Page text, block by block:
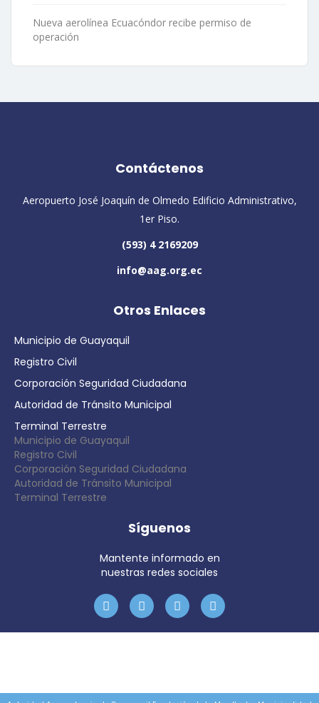
Nueva aerolínea Ecuacóndor recibe permiso de
operación
Contáctenos
Aeropuerto José Joaquín de Olmedo Edificio Administrativo,
1er Piso.
(593) 4 2169209
info@aag.org.ec
Otros Enlaces
Municipio de Guayaquil
Registro Civil
Corporación Seguridad Ciudadana
Autoridad de Tránsito Municipal
Terminal Terrestre
Municipio de Guayaquil
Registro Civil
Corporación Seguridad Ciudadana
Autoridad de Tránsito Municipal
Terminal Terrestre
Síguenos
Mantente informado en
nuestras redes sociales